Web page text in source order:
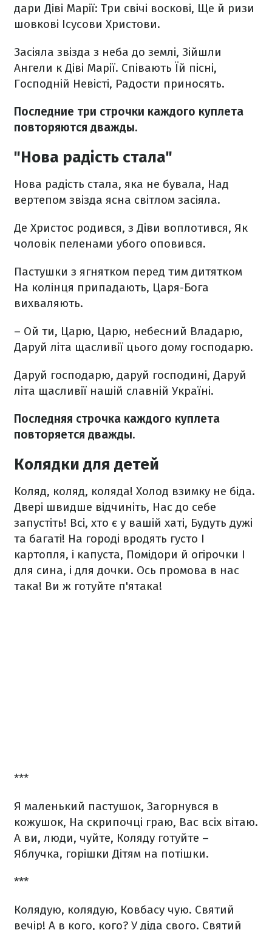
дари Діві Марії: Три свічі воскові, Ще й ризи
шовкові Ісусови Христови.
Засіяла звізда з неба до землі, Зійшли
Ангели к Діві Марії. Співають Їй пісні,
Господній Невісті, Радости приносять.
Последние три строчки каждого куплета
повторяются дважды.
"Нова радість стала"
Нова радість стала, яка не бувала, Над
вертепом звізда ясна світлом засіяла.
Де Христос родився, з Діви воплотився, Як
чоловік пеленами убого оповився.
Пастушки з ягнятком перед тим дитятком
На колінця припадають, Царя-Бога
вихваляють.
– Ой ти, Царю, Царю, небесний Владарю,
Даруй літа щасливії цього дому господарю.
Даруй господарю, даруй господині, Даруй
літа щасливії нашій славній Україні.
Последняя строчка каждого куплета
повторяется дважды.
Колядки для детей
Коляд, коляд, коляда! Холод взимку не біда.
Двері швидше відчиніть, Нас до себе
запустіть! Всі, хто є у вашій хаті, Будуть дужі
та багаті! На городі вродять густо І
картопля, і капуста, Помідори й огірочки І
для сина, і для дочки. Ось промова в нас
така! Ви ж готуйте п'ятака!
***
Я маленький пастушок, Загорнувся в
кожушок, На скрипочці граю, Вас всіх вітаю.
А ви, люди, чуйте, Коляду готуйте –
Яблучка, горішки Дітям на потішки.
***
Колядую, колядую, Ковбасу чую. Святий
вечір! А в кого, кого? У діда свого. Святий